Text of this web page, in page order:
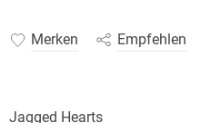
Merken Empfehlen
Jagged Hearts